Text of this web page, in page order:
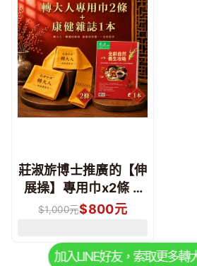
莊淑旂博士推廣的【伸
展操】專用巾x2條 +
康健雜誌1本 /組
$1,000元$800元
加入LINE好友，索取更多